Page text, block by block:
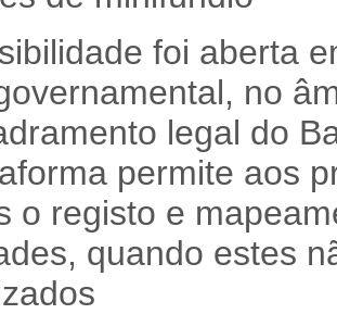
foi aberta
no
legal do
permite aos
o registo e
quando estes